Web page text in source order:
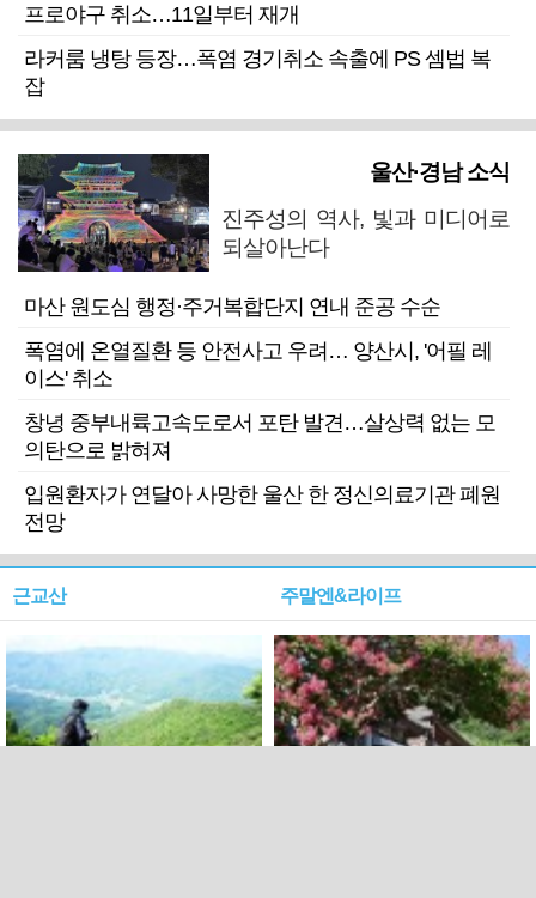
프로야구 취소…11일부터 재개
라커룸 냉탕 등장…폭염 경기취소 속출에 PS 셈법 복
잡
울산·경남 소식
진주성의 역사, 빛과 미디어로
되살아난다
마산 원도심 행정·주거복합단지 연내 준공 수순
폭염에 온열질환 등 안전사고 우려… 양산시, '어필 레
이스' 취소
창녕 중부내륙고속도로서 포탄 발견…살상력 없는 모
의탄으로 밝혀져
입원환자가 연달아 사망한 울산 한 정신의료기관 폐원
전망
근교산 주말엔&라이프